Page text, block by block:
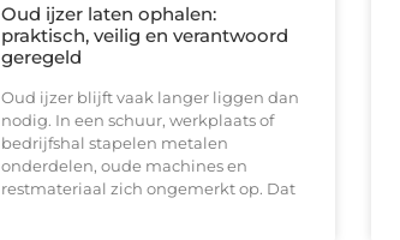
Oud ijzer laten ophalen:
praktisch, veilig en verantwoord
geregeld
Oud ijzer blijft vaak langer liggen dan
nodig. In een schuur, werkplaats of
bedrijfshal stapelen metalen
onderdelen, oude machines en
restmateriaal zich ongemerkt op. Dat